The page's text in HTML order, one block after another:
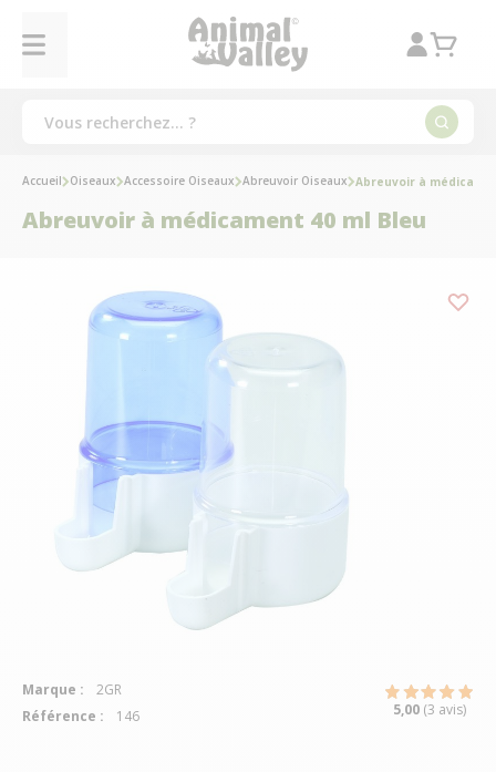
Accueil Oiseaux Accessoire Oiseaux Abreuvoir Oiseaux Abreuvoir à
Abreuvoir à médicament 40 ml Bleu
Marque :
2GR
Référence :
146 5,00 (3 avis)